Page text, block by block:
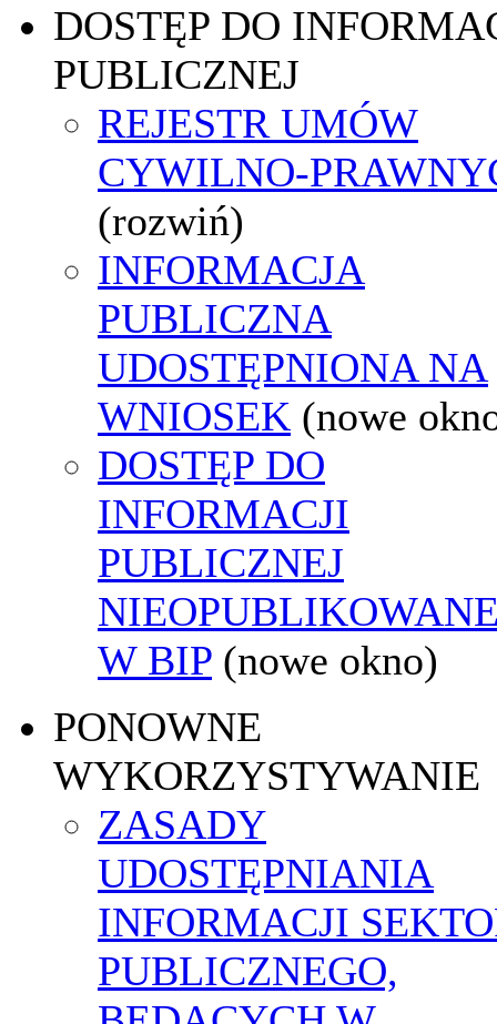
DOSTĘP DO
PUBLICZNEJ
REJESTR UMÓW
CYWILNO-
(rozwiń)
INFORMACJA
PUBLICZNA
UDOSTĘPNIONA NA
WNIOSEK (nowe
DOSTĘP DO
INFORMACJI
PUBLICZNEJ
W BIP (nowe okno)
PONOWNE
WYKORZYSTYWANIE
ZASADY
UDOSTĘPNIANIA
INFORMACJI
PUBLICZNEGO,